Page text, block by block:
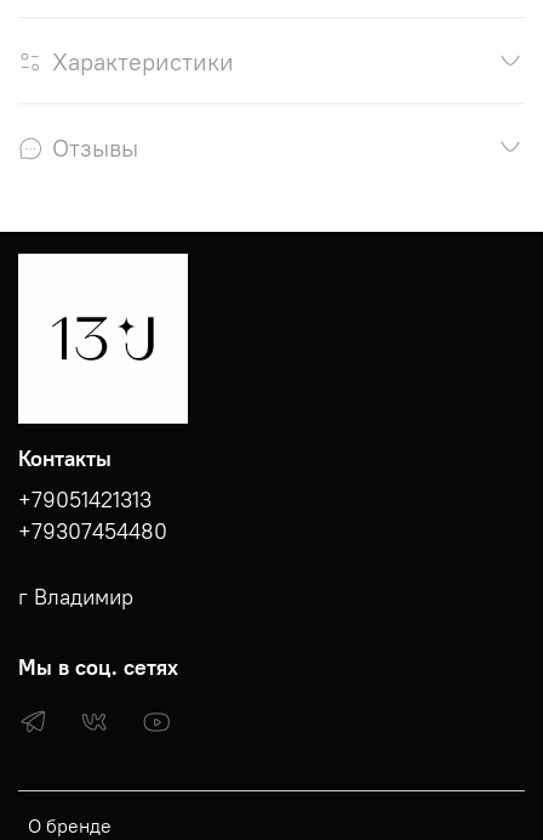
Характеристики
Отзывы
О бренде
Контакты
+79051421313
+79307454480
г Владимир
Мы в соц. сетях